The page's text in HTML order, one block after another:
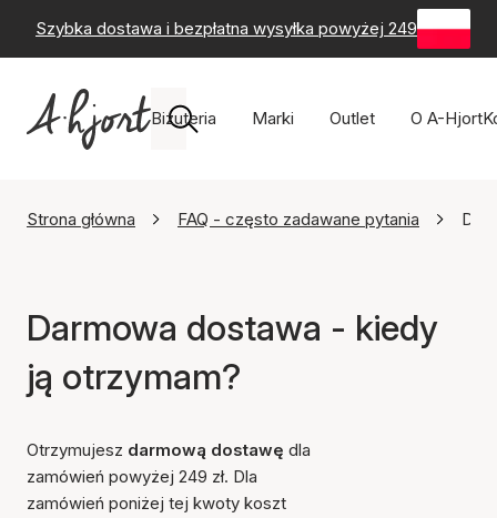
Szybka dostawa i bezpłatna wysyłka powyżej 249 zł -
Biżuteria Marki Outlet O A-Hjort
Strona główna FAQ - często zadawane pytania
Darmowa dostawa - kiedy
ją otrzymam?
Otrzymujesz darmową dostawę dla
zamówień powyżej 249 zł. Dla
zamówień poniżej tej kwoty koszt